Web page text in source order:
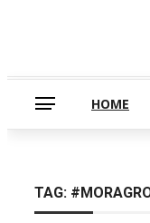
HOME
TAG: